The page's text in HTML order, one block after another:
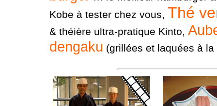
Kobe à tester chez vous, Thé
& théière ultra-pratique Kinto,
dengaku (grillées et laquées à